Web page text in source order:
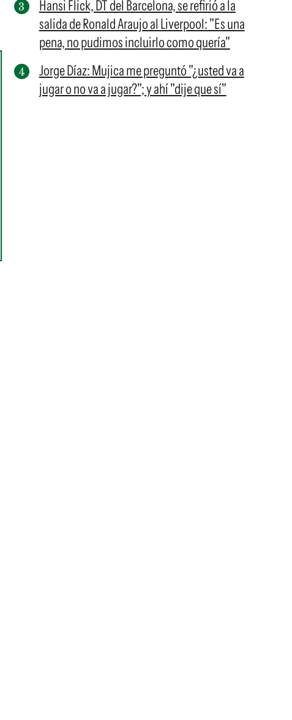
Hansi Flick, DT del Barcelona, se refirió a la
salida de Ronald Araujo al Liverpool: "Es una
pena, no pudimos incluirlo como quería"
Jorge Díaz: Mujica me preguntó "¿usted va a
jugar o no va a jugar?"; y ahí "dije que sí"